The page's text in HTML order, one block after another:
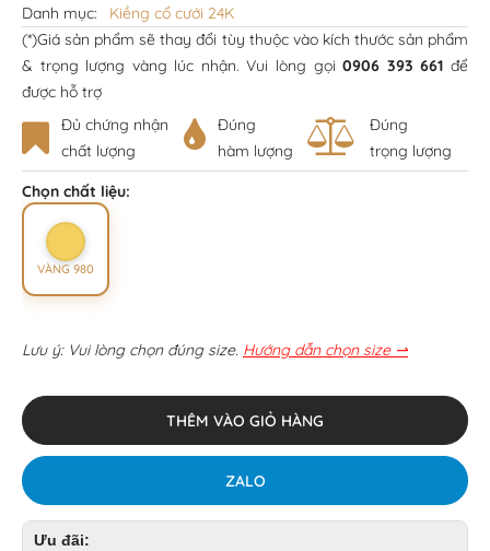
Danh mục:
Kiềng cổ cưới 24K
(*)Giá sản phẩm sẽ thay đổi tùy thuộc vào kích thước sản phẩm
& trọng lượng vàng lúc nhận. Vui lòng gọi0906 393 661 để
được hỗ trợ
Đủ chứng nhận
chất lượng
Đúng
hàm lượng
Đúng
trọng lượng
Chọn chất liệu:
VÀNG 980
Lưu ý: Vui lòng chọn đúng size. Hướng dẫn chọn size ⇀
THÊM VÀO GIỎ HÀNG
ZALO
Ưu đãi: